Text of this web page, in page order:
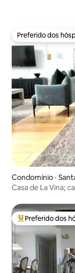
Preferido dos
Preferido dos
Condomínio ⋅
Casa de La Vina;
Entre os
Preferido dos